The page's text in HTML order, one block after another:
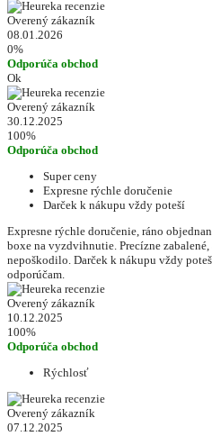
Overený zákazník
08.01.2026
0%
Odporúča obchod
Ok
Overený zákazník
30.12.2025
100%
Odporúča obchod
Super ceny
Expresne rýchle doručenie
Darček k nákupu vždy poteší
Expresne rýchle doručenie, ráno
boxe na vyzdvihnutie. Precízne
nepoškodilo. Darček k nákupu vždy
odporúčam.
Overený zákazník
10.12.2025
100%
Odporúča obchod
Rýchlosť
Overený zákazník
07.12.2025